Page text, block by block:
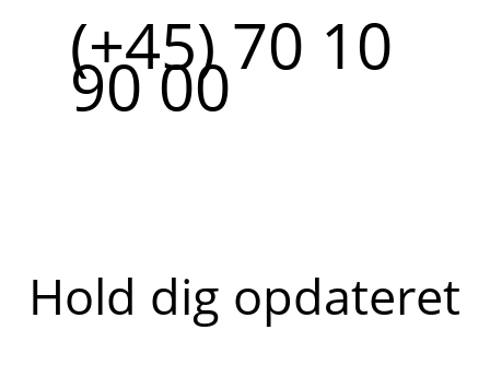
(+45) 70 10
90 00
Hold dig opdateret